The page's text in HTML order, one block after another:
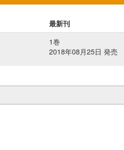
最新刊
1巻
2018年08月25日 発売